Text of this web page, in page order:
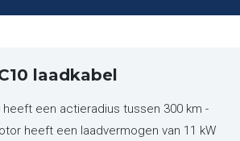
laadkabel
een actieradius tussen 300 km -
heeft een laadvermogen van 11 kW